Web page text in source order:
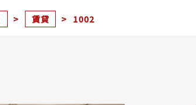
> 賃貸 > 1002